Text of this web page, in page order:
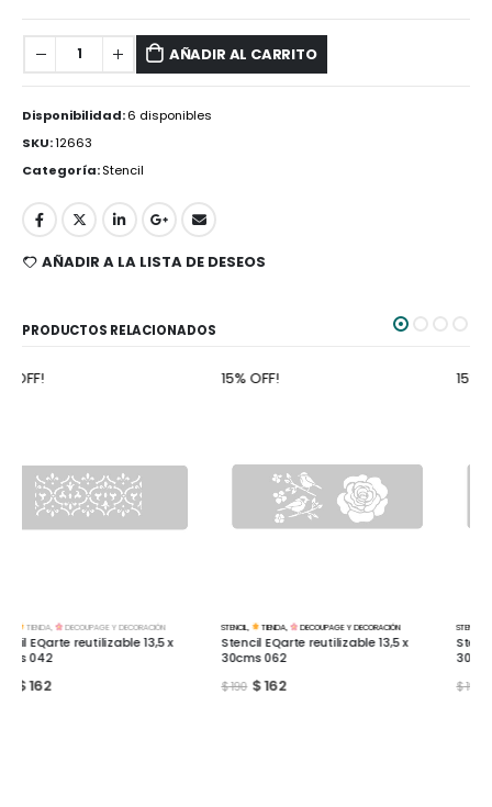
AÑADIR AL CARRITO
Disponibilidad:6 disponibles
SKU:12663
Categoría:Stencil
AÑADIR A LA LISTA DE DESEOS
PRODUCTOS RELACIONADOS
15% OFF!
STENCIL, TIENDA, DECOUPAGE Y DECORACIÓN
Stencil EQarte reutilizable 13,5 x
30cms 062
$190
15% OFF!
STENCIL, TIENDA, DECOUPAGE Y DECORACIÓN
Stencil EQarte reutilizable 13,5 x
30cms 064
$190